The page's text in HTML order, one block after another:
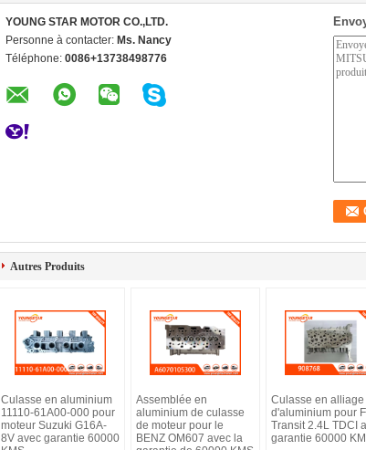
YOUNG STAR MOTOR CO.,LTD.
Personne à contacter: Ms. Nancy
Téléphone: 0086+13738498776
Autres Produits
Culasse en aluminium
11110-61A00-000 pour
moteur Suzuki G16A-
8V avec garantie 60000
Assemblée en
aluminium de culasse
de moteur pour le
BENZ OM607 avec la
Culasse en alliage
d'aluminium pour
Transit 2.4L TDCI
garantie 60000